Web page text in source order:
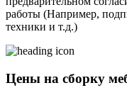
работы (Например,
техники и т.д.)
Цены на сборку